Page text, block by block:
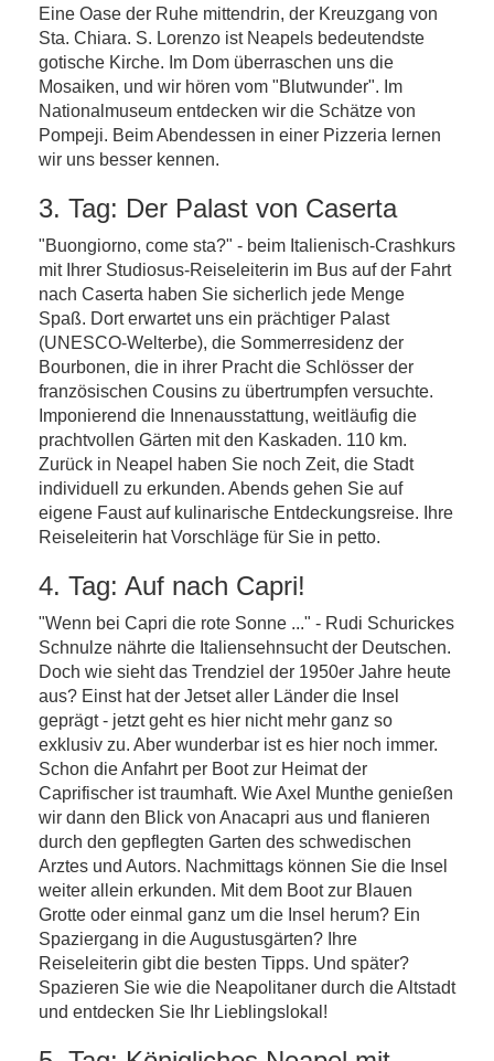
Eine Oase der Ruhe mittendrin, der Kreuzgang von
Sta. Chiara. S. Lorenzo ist Neapels bedeutendste
gotische Kirche. Im Dom überraschen uns die
Mosaiken, und wir hören vom "Blutwunder". Im
Nationalmuseum entdecken wir die Schätze von
Pompeji. Beim Abendessen in einer Pizzeria lernen
wir uns besser kennen.
3. Tag: Der Palast von Caserta
"Buongiorno, come sta?" - beim Italienisch-Crashkurs
mit Ihrer Studiosus-Reiseleiterin im Bus auf der Fahrt
nach Caserta haben Sie sicherlich jede Menge
Spaß. Dort erwartet uns ein prächtiger Palast
(UNESCO-Welterbe), die Sommerresidenz der
Bourbonen, die in ihrer Pracht die Schlösser der
französischen Cousins zu übertrumpfen versuchte.
Imponierend die Innenausstattung, weitläufig die
prachtvollen Gärten mit den Kaskaden. 110 km.
Zurück in Neapel haben Sie noch Zeit, die Stadt
individuell zu erkunden. Abends gehen Sie auf
eigene Faust auf kulinarische Entdeckungsreise. Ihre
Reiseleiterin hat Vorschläge für Sie in petto.
4. Tag: Auf nach Capri!
"Wenn bei Capri die rote Sonne ..." - Rudi Schurickes
Schnulze nährte die Italiensehnsucht der Deutschen.
Doch wie sieht das Trendziel der 1950er Jahre heute
aus? Einst hat der Jetset aller Länder die Insel
geprägt - jetzt geht es hier nicht mehr ganz so
exklusiv zu. Aber wunderbar ist es hier noch immer.
Schon die Anfahrt per Boot zur Heimat der
Caprifischer ist traumhaft. Wie Axel Munthe genießen
wir dann den Blick von Anacapri aus und flanieren
durch den gepflegten Garten des schwedischen
Arztes und Autors. Nachmittags können Sie die Insel
weiter allein erkunden. Mit dem Boot zur Blauen
Grotte oder einmal ganz um die Insel herum? Ein
Spaziergang in die Augustusgärten? Ihre
Reiseleiterin gibt die besten Tipps. Und später?
Spazieren Sie wie die Neapolitaner durch die Altstadt
und entdecken Sie Ihr Lieblingslokal!